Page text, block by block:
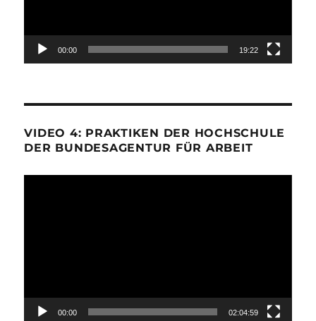
00:00 19:22
VIDEO 4: PRAKTIKEN DER HOCHSCHULE
DER BUNDESAGENTUR FÜR ARBEIT
00:00 02:04:59